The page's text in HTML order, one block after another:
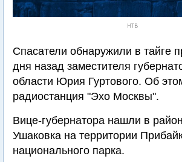
НТВ
Спасатели обнаружили в тайге
дня назад заместителя
области Юрия Гуртового. Об
радиостанция "Эхо Москвы".
Вице-губернатора нашли в
Ушаковка на территории
национального парка.